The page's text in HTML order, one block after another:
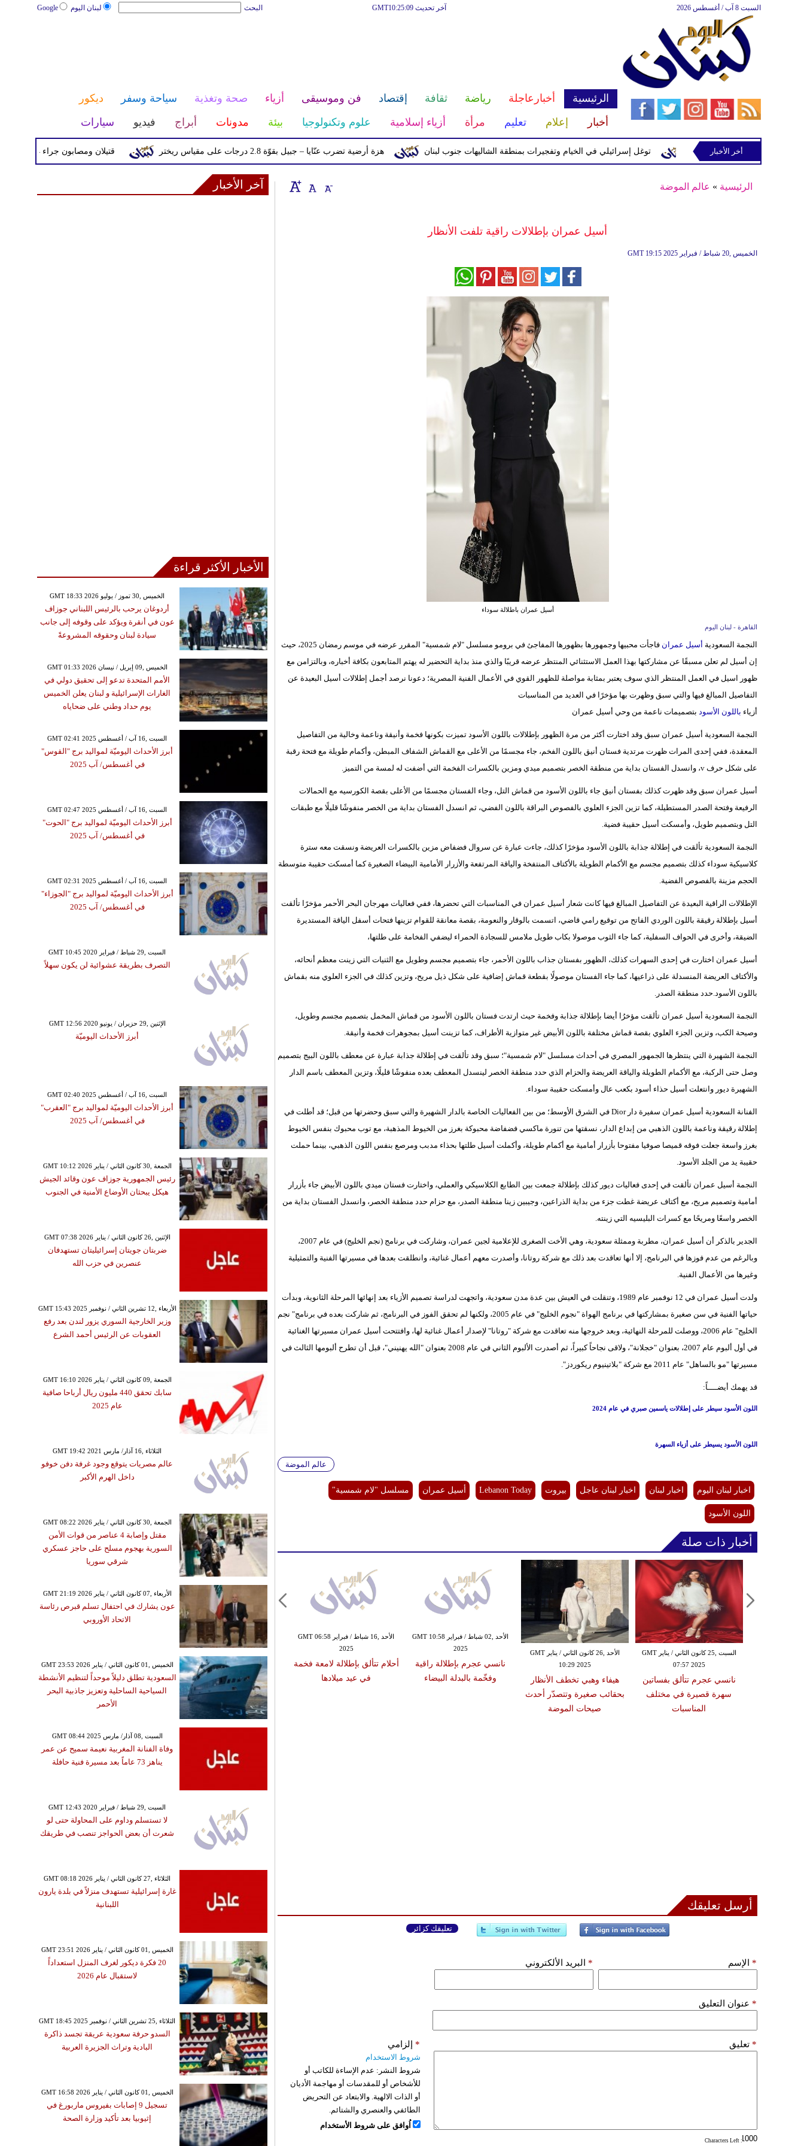
لبنان اليوم Google البحث آخر تحديث GMT10:25:09 السبت 8 آب / أغسطس 2026
الرئيسية أخبارعاجلة رياضة ثقافة إقتصاد فن وموسيقى أزياء صحة وتغذية سياحة وسفر
ديكور
أخبار
إعلام تعليم مرأة أزياء إسلامية علوم وتكنولوجيا بيئة مدونات أبراج فيديو سيارات
قتيلان ومصابون جراء 14 غارة إسرائيلية على شرق وجنوب لبنان هزة أرضية تضرب عنّايا – جبيل بقوّة 2.8 درجات على مقياس ريختر توغل إسرائيلي في الخيام وتفجيرات بمنطقة الشاليهات جنوب لبنان إسرائيلية في رب ثلاثين
أخر الأخبار
الرئيسية » عالم الموضة
أسيل عمران بإطلالات راقية تلفت الأنظار
GMT 19:15 2025 الخميس ,20 شباط / فبراير
أسيل عمران باطلالة سوداء
القاهرة - لبنان اليوم
النجمة السعودية أسيل عمران
فاجأت محبيها وجمهورها بظهورها المفاجئ في برومو مسلسل "لام شمسية" المقرر عرضه في موسم رمضان 2025، حيث
إن أسيل لم تعلن مسبقًا عن مشاركتها بهذا العمل الاستثنائي المنتظر عرضه قريبًا والذي منذ بداية التحضير له يهتم المتابعون بكافة أخباره، وبالتزامن مع
ظهور اسيل في العمل المنتظر الذي سوف يعتبر بمثابة مواصلة للظهور القوي في الأعمال الفنية المصرية؛ دعونا نرصد أجمل إطلالات أسيل البعيدة عن
التفاصيل المبالغ فيها والتي سبق وظهرت بها مؤخرًا في العديد من المناسبات
أزياء باللون الأسود بتصميمات ناعمة من وحي أسيل عمران
النجمة السعودية أسيل عمران سبق وقد اختارت أكثر من مرة الظهور بإطلالات باللون الأسود تميزت بكونها فخمة وأنيقة وناعمة وخالية من التفاصيل
المعقدة، ففي إحدى المرات ظهرت مرتدية فستان أنيق باللون الفخم، جاء مجسمًا من الأعلى مع القماش الشفاف المبطن، وأكمام طويلة مع فتحة رقبة
على شكل حرف v، وانسدل الفستان بداية من منطقة الخصر بتصميم ميدي ومزين بالكسرات الفخمة التي أضفت له لمسة من التميز.
أسيل عمران سبق وقد ظهرت كذلك بفستان أنيق جاء باللون الأسود من قماش التل، وجاء الفستان مجسمًا من الأعلى بقصة الكورسيه مع الحمالات
الرفيعة وفتحة الصدر المستطيلة، كما تزين الجزء العلوي بالفصوص البراقة باللون الفضي، ثم انسدل الفستان بداية من الخصر منفوشًا قليلًا مع طبقات
التل وبتصميم طويل، وأمسكت أسيل حقيبة فضية.
النجمة السعودية تألقت في إطلالة جذابة باللون الأسود مؤخرًا كذلك، جاءت عبارة عن سروال فضفاض مزين بالكسرات العريضة ونسقت معه سترة
كلاسيكية سوداء كذلك بتصميم مجسم مع الأكمام الطويلة بالأكتاف المنتفخة والياقة المرتفعة والأزرار الأمامية البيضاء الصغيرة كما أمسكت حقيبة متوسطة
الحجم مزينة بالفصوص الفضية.
الإطلالات الراقية البعيدة عن التفاصيل المبالغ فيها كانت شعار أسيل عمران في المناسبات التي تحضرها، ففي فعاليات مهرجان البحر الأحمر مؤخرًا تألقت
أسيل بإطلالة رقيقة باللون الوردي الفاتح من توقيع رامي قاضي، اتسمت بالوقار والنعومة، بقصة معانقة للقوام تزينها فتحات أسفل الياقة المستديرة
الضيقة، وأخرى في الحواف السفلية، كما جاء الثوب موصولا بكاب طويل ملامس للسجادة الحمراء ليضفي الفخامة على طلتها،
أسيل عمران اختارت في إحدى السهرات كذلك، الظهور بفستان جذاب باللون الأحمر، جاء بتصميم مجسم وطويل مع الثنيات التي زينت معظم أنحائه،
والأكتاف العريضة المنسدلة على ذراعيها، كما جاء الفستان موصولًا بقطعة قماش إضافية على شكل ذيل مريح، وتزين كذلك في الجزء العلوي منه بقماش
باللون الأسود.حدد منطقة الصدر.
النجمة السعودية أسيل عمران تألقت مؤخرُا أيضا بإطلالة جذابة وفخمة حيث ارتدت فستان باللون الأسود من قماش المخمل بتصميم مجسم وطويل،
وصيحة الكب، وتزين الجزء العلوي بقصة قماش مختلفة باللون الأبيض غير متوازية الأطراف، كما تزينت أسيل بمجوهرات فخمة وأنيقة.
النجمة الشهيرة التي ينتظرها الجمهور المصري في أحداث مسلسل "لام شمسية"؛ سبق وقد تألقت في إطلالة جذابة عبارة عن معطف باللون البيج بتصميم
وصل حتى الركبة، مع الأكمام الطويلة والياقة العريضة والحزام الذي حدد منطقة الخصر لينسدل المعطف بعده منفوشًا قليلًا، وتزين المعطف باسم الدار
الشهيرة ديور وانتعلت أسيل حذاء أسود بكعب عال وأمسكت حقيبة سوداء.
الفنانة السعودية أسيل عمران سفيرة دار Dior في الشرق الأوسط؛ من بين الفعاليات الخاصة بالدار الشهيرة والتي سبق وحضرتها من قبل؛ قد أطلت في
إطلالة رقيقة وناعمة باللون الذهبي من إبداع الدار، نسقتها من تنورة ماكسي فضفاضة محبوكة بغرز من الخيوط المذهبة، مع توب محبوك بنفس الخيوط
بغرز واسعة جعلت فوقه قميصا صوفيا مفتوحا بأزرار أمامية مع أكمام طويلة، وأكملت أسيل طلتها بحذاء مدبب ومرصع بنفس اللون الذهبي، بينما حملت
حقيبة يد من الجلد الأسود.
النجمة أسيل عمران تألقت في إحدى فعاليات ديور كذلك بإطلالة جمعت بين الطابع الكلاسيكي والعملي، واختارت فستان ميدي باللون الأبيض جاء بأزرار
أمامية وتصميم مريح، مع أكتاف عريضة غطت جزء من بداية الذراعين، وجيبين زينا منطقة الصدر، مع حزام حدد منطقة الخصر، وانسدل الفستان بداية من
الخصر واسعًا ومريحًا مع كسرات البليسيه التي زينته.
الجدير بالذكر أن أسيل عمران، مطربة وممثلة سعودية، وهي الأخت الصغرى للإعلامية لجين عمران، وشاركت في برنامج (نجم الخليج) في عام 2007،
وبالرغم من عدم فوزها في البرنامج، إلا أنها تعاقدت بعد ذلك مع شركة روتانا، وأصدرت معهم أعمال غنائية، وانطلقت بعدها في مسيرتها الفنية والتمثيلية
وغيرها من الأعمال الفنية.
ولدت أسيل عمران في 12 نوفمبر عام 1989، وتنقلت في العيش بين عدة مدن سعودية، واتجهت لدراسة تصميم الأزياء بعد إنهائها المرحلة الثانوية، وبدأت
حياتها الفنية في سن صغيرة بمشاركتها في برنامج الهواة "نجوم الخليج" في عام 2005، ولكنها لم تحقق الفوز في البرنامج، ثم شاركت بعده في برنامج" نجم
الخليج" عام 2006، ووصلت للمرحلة النهائية، وبعد خروجها منه تعاقدت مع شركة "روتانا" لإصدار أعمال غنائية لها، وافتتحت أسيل عمران مسيرتها الغنائية
في أول ألبوم عام 2007، بعنوان "خجلانة"، ولاقى نجاحاً كبيراً، ثم أصدرت الألبوم الثاني في عام 2008 بعنوان "الله يهنيني"، قبل أن تطرح ألبومها الثالث في
مسيرتها "مو بالساهل" عام 2011 مع شركة "بلاتينيوم ريكوردز".
قد يهمك أيضــــاً:
اللون الأسود سيطر على إطلالات ياسمين صبري في عام 2024
اللون الأسود يسيطر على أزياء السهرة
عالم الموضة
اخبار لبنان اليوم اخبار لبنان اخبار لبنان عاجل بيروت Lebanon Today أسيل عمران مسلسل "لام شمسية"
اللون الأسود
أخبار ذات صلة
الأحد ,16 شباط / فبراير GMT 06:58
2025
أحلام تتألق بإطلالة لامعة فخمة
في عيد ميلادها
الأحد ,02 شباط / فبراير GMT 10:58
2025
نانسي عجرم بإطلالة راقية
وفخّمة بالبدلة البيضاء
الأحد ,26 كانون الثاني / يناير GMT
10:29 2025
هيفاء وهبي تخطف الأنظار
بحقائب صغيرة وتتصدّر أحدث
صيحات الموضة
السبت ,25 كانون الثاني / يناير GMT
07:57 2025
نانسي عجرم تتألق بفساتين
سهرة قصيرة في مختلف
المناسبات
أرسل تعليقك
تعليقك كزائر
الإسم * البريد الألكتروني *
عنوان التعليق *
تعليق *
: Characters Left
إلزامي *
شروط الاستخدام
شروط النشر: عدم الإساءة للكاتب أو
للأشخاص أو للمقدسات أو مهاجمة الأديان
أو الذات الالهية. والابتعاد عن التحريض
الطائفي والعنصري والشتائم.
اُوافق على شروط الأستخدام
آخر الأخبار
الأخبار الأكثر قراءة
GMT 18:33 2026 الخميس ,30 تموز / يوليو
أردوغان يرحب بالرئيس اللبناني جوزاف
عون في أنقرة ويؤكد على وقوفه إلى جانب
سيادة لبنان وحقوقه المشروعةً
GMT 01:33 2026 الخميس ,09 إبريل / نيسان
الأمم المتحدة تدعو إلى تحقيق دولي في
الغارات الإسرائيلية و لبنان يعلن الخميس
يوم حداد وطني على ضحاياه
GMT 02:41 2025 السبت ,16 آب / أغسطس
أبرز الأحداث اليوميّة لمواليد برج "القوس"
في أغسطس/ آب 2025
GMT 02:47 2025 السبت ,16 آب / أغسطس
أبرز الأحداث اليوميّة لمواليد برج "الحوت"
في أغسطس/ آب 2025
GMT 02:31 2025 السبت ,16 آب / أغسطس
أبرز الأحداث اليوميّة لمواليد برج "الجوزاء"
في أغسطس/ آب 2025
GMT 10:45 2020 السبت ,29 شباط / فبراير
التصرف بطريقة عشوائية لن يكون سهلاً
GMT 12:56 2020 الإثنين ,29 حزيران / يونيو
أبرز الأحداث اليوميّة
GMT 02:40 2025 السبت ,16 آب / أغسطس
أبرز الأحداث اليوميّة لمواليد برج "العقرب"
في أغسطس/ آب 2025
GMT 10:12 2026 الجمعة ,30 كانون الثاني / يناير
رئيس الجمهورية جوزاف عون وقائد الجيش
هيكل يبحثان الأوضاع الأمنية في الجنوب
GMT 07:38 2026 الإثنين ,26 كانون الثاني / يناير
ضربتان جويتان إسرائيليتان تستهدفان
عنصرين في حزب الله
GMT 15:43 2025 الأربعاء ,12 تشرين الثاني / نوفمبر
وزير الخارجية السوري يزور لندن بعد رفع
العقوبات عن الرئيس أحمد الشرع
GMT 16:10 2026 الجمعة ,09 كانون الثاني / يناير
سابك تحقق 440 مليون ريال أرباحا صافية
عام 2025
GMT 19:42 2021 الثلاثاء ,16 آذار/ مارس
عالم مصريات يتوقع وجود غرفة دفن خوفو
داخل الهرم الأكبر
GMT 08:22 2026 الجمعة ,30 كانون الثاني / يناير
مقتل وإصابة 4 عناصر من قوات الأمن
السورية بهجوم مسلح على حاجز عسكري
شرقي سوريا
GMT 21:19 2026 الأربعاء ,07 كانون الثاني / يناير
عون يشارك في احتفال تسلم قبرص رئاسة
الاتحاد الأوروبي
GMT 23:53 2026 الخميس ,01 كانون الثاني / يناير
السعودية تطلق دليلاً موحداً لتنظيم الأنشطة
السياحية الساحلية وتعزيز جاذبية البحر
الأحمر
GMT 08:44 2025 السبت ,08 آذار/ مارس
وفاة الفنانة المغربية نعيمة سميح عن عمر
يناهز 73 عاماً بعد مسيرة فنية حافلة
GMT 12:43 2020 السبت ,29 شباط / فبراير
لا تستسلم وداوم على المحاولة حتى لو
شعرت أن بعض الحواجز تنصب في طريقك
GMT 08:18 2026 الثلاثاء ,27 كانون الثاني / يناير
غارة إسرائيلية تستهدف منزلاً في بلدة يارون
اللبنانية
GMT 23:51 2026 الخميس ,01 كانون الثاني / يناير
20 فكرة ديكور لغرف المنزل استعداداً
لاستقبال عام 2026
GMT 18:45 2025 الثلاثاء ,25 تشرين الثاني / نوفمبر
السدو حرفة سعودية عريقة تجسد ذاكرة
البادية وتراث الجزيرة العربية
GMT 16:58 2026 الخميس ,01 كانون الثاني / يناير
تسجيل 9 إصابات بفيروس ماربورغ في
إثيوبيا بعد تأكيد وزارة الصحة